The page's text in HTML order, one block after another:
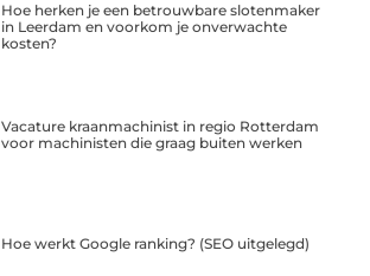
Hoe herken je een betrouwbare slotenmaker
in Leerdam en voorkom je onverwachte
kosten?
Vacature kraanmachinist in regio Rotterdam
voor machinisten die graag buiten werken
Hoe werkt Google ranking? (SEO uitgelegd)